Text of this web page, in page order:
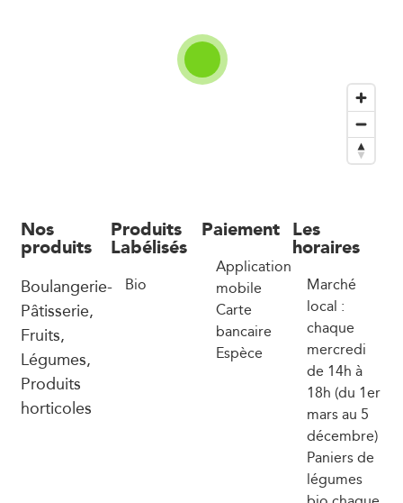
Nos
produits
Boulangerie-
Pâtisserie,
Fruits,
Légumes,
Produits
horticoles
Produits
Labélisés
Bio
Paiement
Application
mobile
Carte
bancaire
Espèce
Les
horaires
Marché
local :
chaque
mercredi
de 14h à
18h (du 1er
mars au 5
décembre)
Paniers de
légumes